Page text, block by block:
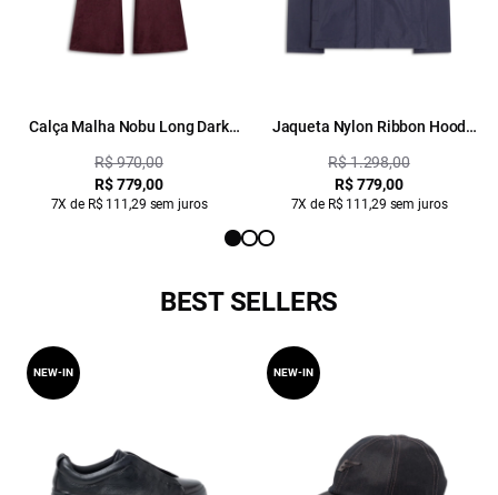
Calça Malha Nobu Long Dark
R$ 970,00
R$ 779,00
7X de R$ 111,29 sem juros
Jaqueta Nylon Ribbon Hood
R$ 1.298,00
R$ 779,00
7X de R$ 111,29 sem juros
BEST SELLERS
NEW-IN NEW-IN